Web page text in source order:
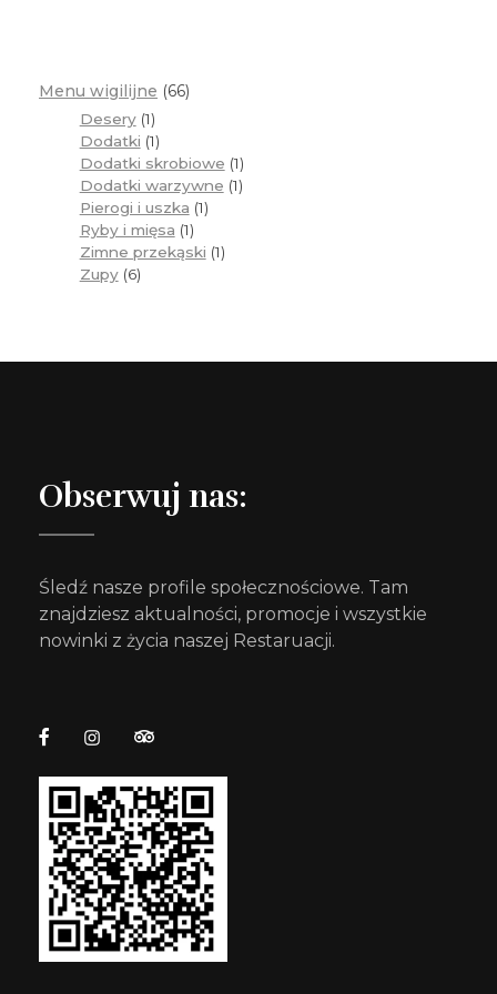
Menu wigilijne 66
Desery 1
Dodatki 1
Dodatki skrobiowe 1
Dodatki warzywne 1
Pierogi i uszka 1
Ryby i mięsa 1
Zimne przekąski 1
Zupy 6
Obserwuj nas:
Śledź nasze profile społecznościowe. Tam
znajdziesz aktualności, promocje i wszystkie
nowinki z życia naszej Restaruacji.